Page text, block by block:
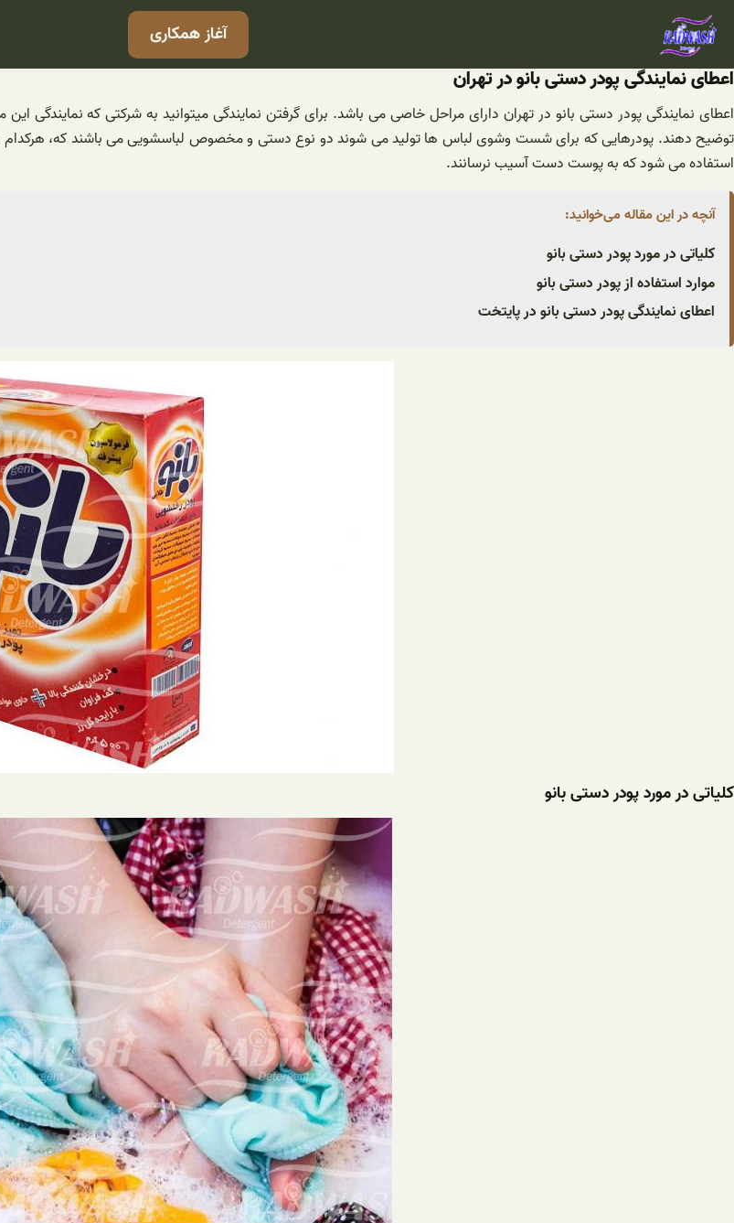
رفتن
آغاز همکاری
اعطای نمایندگی پودر دستی بانو در تهران
اعطای نمایندگی پودر دستی بانو در تهران دارای مراحل خاصی می باشد. برای گرفتن نمایندگی میتوانید به شرکتی که نمایندگی
توضیح دهند. پودرهایی که برای شست وشوی لباس ها تولید می شوند دو نوع دستی و مخصوص لباسشویی می باشند که، هرکدام
استفاده می شود که به پوست دست آسیب نرسانند.
آنچه در این مقاله می‌خوانید:
کلیاتی در مورد پودر دستی بانو
موارد استفاده از پودر دستی بانو
اعطای نمایندگی پودر دستی بانو در پایتخت
کلیاتی در مورد پودر دستی بانو